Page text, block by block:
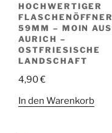
HOCHWERTIGER
FLASCHENÖFFNER
59MM – MOIN AUS
AURICH –
OSTFRIESISCHE
LANDSCHAFT
4,90€
In den Warenkorb